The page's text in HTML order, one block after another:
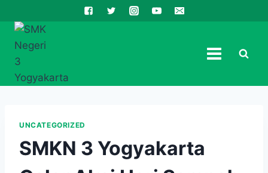
to
content
UNCATEGORIZED
SMKN 3 Yogyakarta